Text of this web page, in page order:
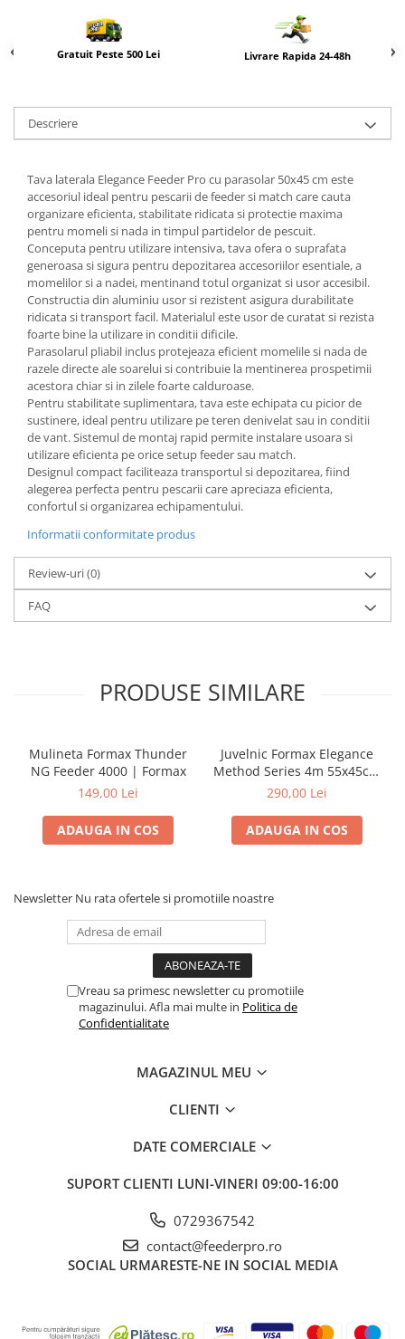
Gratuit Peste 500 Lei Livrare Rapida 24-48h
Descriere
Tava laterala Elegance Feeder Pro cu parasolar 50x45 cm este
accesoriul ideal pentru pescarii de feeder si match care cauta
organizare eficienta, stabilitate ridicata si protectie maxima
pentru momeli si nada in timpul partidelor de pescuit.
Conceputa pentru utilizare intensiva, tava ofera o suprafata
generoasa si sigura pentru depozitarea accesoriilor esentiale, a
momelilor si a nadei, mentinand totul organizat si usor accesibil.
Constructia din aluminiu usor si rezistent asigura durabilitate
ridicata si transport facil. Materialul este usor de curatat si rezista
foarte bine la utilizare in conditii dificile.
Parasolarul pliabil inclus protejeaza eficient momelile si nada de
razele directe ale soarelui si contribuie la mentinerea prospetimii
acestora chiar si in zilele foarte calduroase.
Pentru stabilitate suplimentara, tava este echipata cu picior de
sustinere, ideal pentru utilizare pe teren denivelat sau in conditii
de vant. Sistemul de montaj rapid permite instalare usoara si
utilizare eficienta pe orice setup feeder sau match.
Designul compact faciliteaza transportul si depozitarea, fiind
alegerea perfecta pentru pescarii care apreciaza eficienta,
confortul si organizarea echipamentului.
Informatii conformitate produs
Review-uri(0)
FAQ
PRODUSE SIMILARE
Mulineta Formax Thunder
NG Feeder 4000 | Formax
149,00 Lei
ADAUGA IN COS
Juvelnic Formax Elegance
Method Series 4m 55x45cm
| Formax
290,00 Lei
ADAUGA IN COS
Newsletter Nu rata ofertele si promotiile noastre
Vreau sa primesc newsletter cu promotiile
magazinului. Afla mai multe in Politica de
Confidentialitate
MAGAZINUL MEU
CLIENTI
DATE COMERCIALE
SUPORT CLIENTI LUNI-VINERI 09:00-16:00
0729367542
contact@feederpro.ro
SOCIAL URMARESTE-NE IN SOCIAL MEDIA